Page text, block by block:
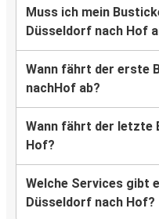
Muss ich mein
Düsseldorf nach Hof
Wann fährt der erste
nachHof ab?
Wann fährt der letzte
Hof?
Welche Services gibt
Düsseldorf nach Hof?